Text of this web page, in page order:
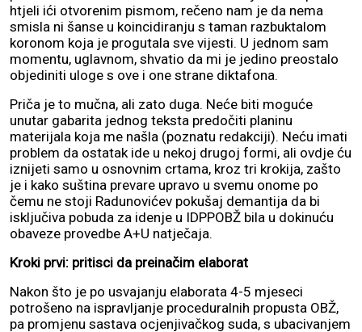
htjeli ići otvorenim pismom, rečeno nam je da nema
smisla ni šanse u koincidiranju s taman razbuktalom
koronom koja je progutala sve vijesti. U jednom sam
momentu, uglavnom, shvatio da mi je jedino preostalo
objediniti uloge s ove i one strane diktafona.
Priča je to mučna, ali zato duga. Neće biti moguće
unutar gabarita jednog teksta predočiti planinu
materijala koja me našla (poznatu redakciji). Neću imati
problem da ostatak ide u nekoj drugoj formi, ali ovdje ću
iznijeti samo u osnovnim crtama, kroz tri krokija, zašto
je i kako suština prevare upravo u svemu onome po
čemu ne stoji Radunovićev pokušaj demantija da bi
isključiva pobuda za idenje u IDPPOBŽ bila u dokinuću
obaveze provedbe A+U natječaja.
Kroki prvi: pritisci da preinačim elaborat
Nakon što je po usvajanju elaborata 4-5 mjeseci
potrošeno na ispravljanje proceduralnih propusta OBŽ,
pa promjenu sastava ocjenjivačkog suda, s ubacivanjem